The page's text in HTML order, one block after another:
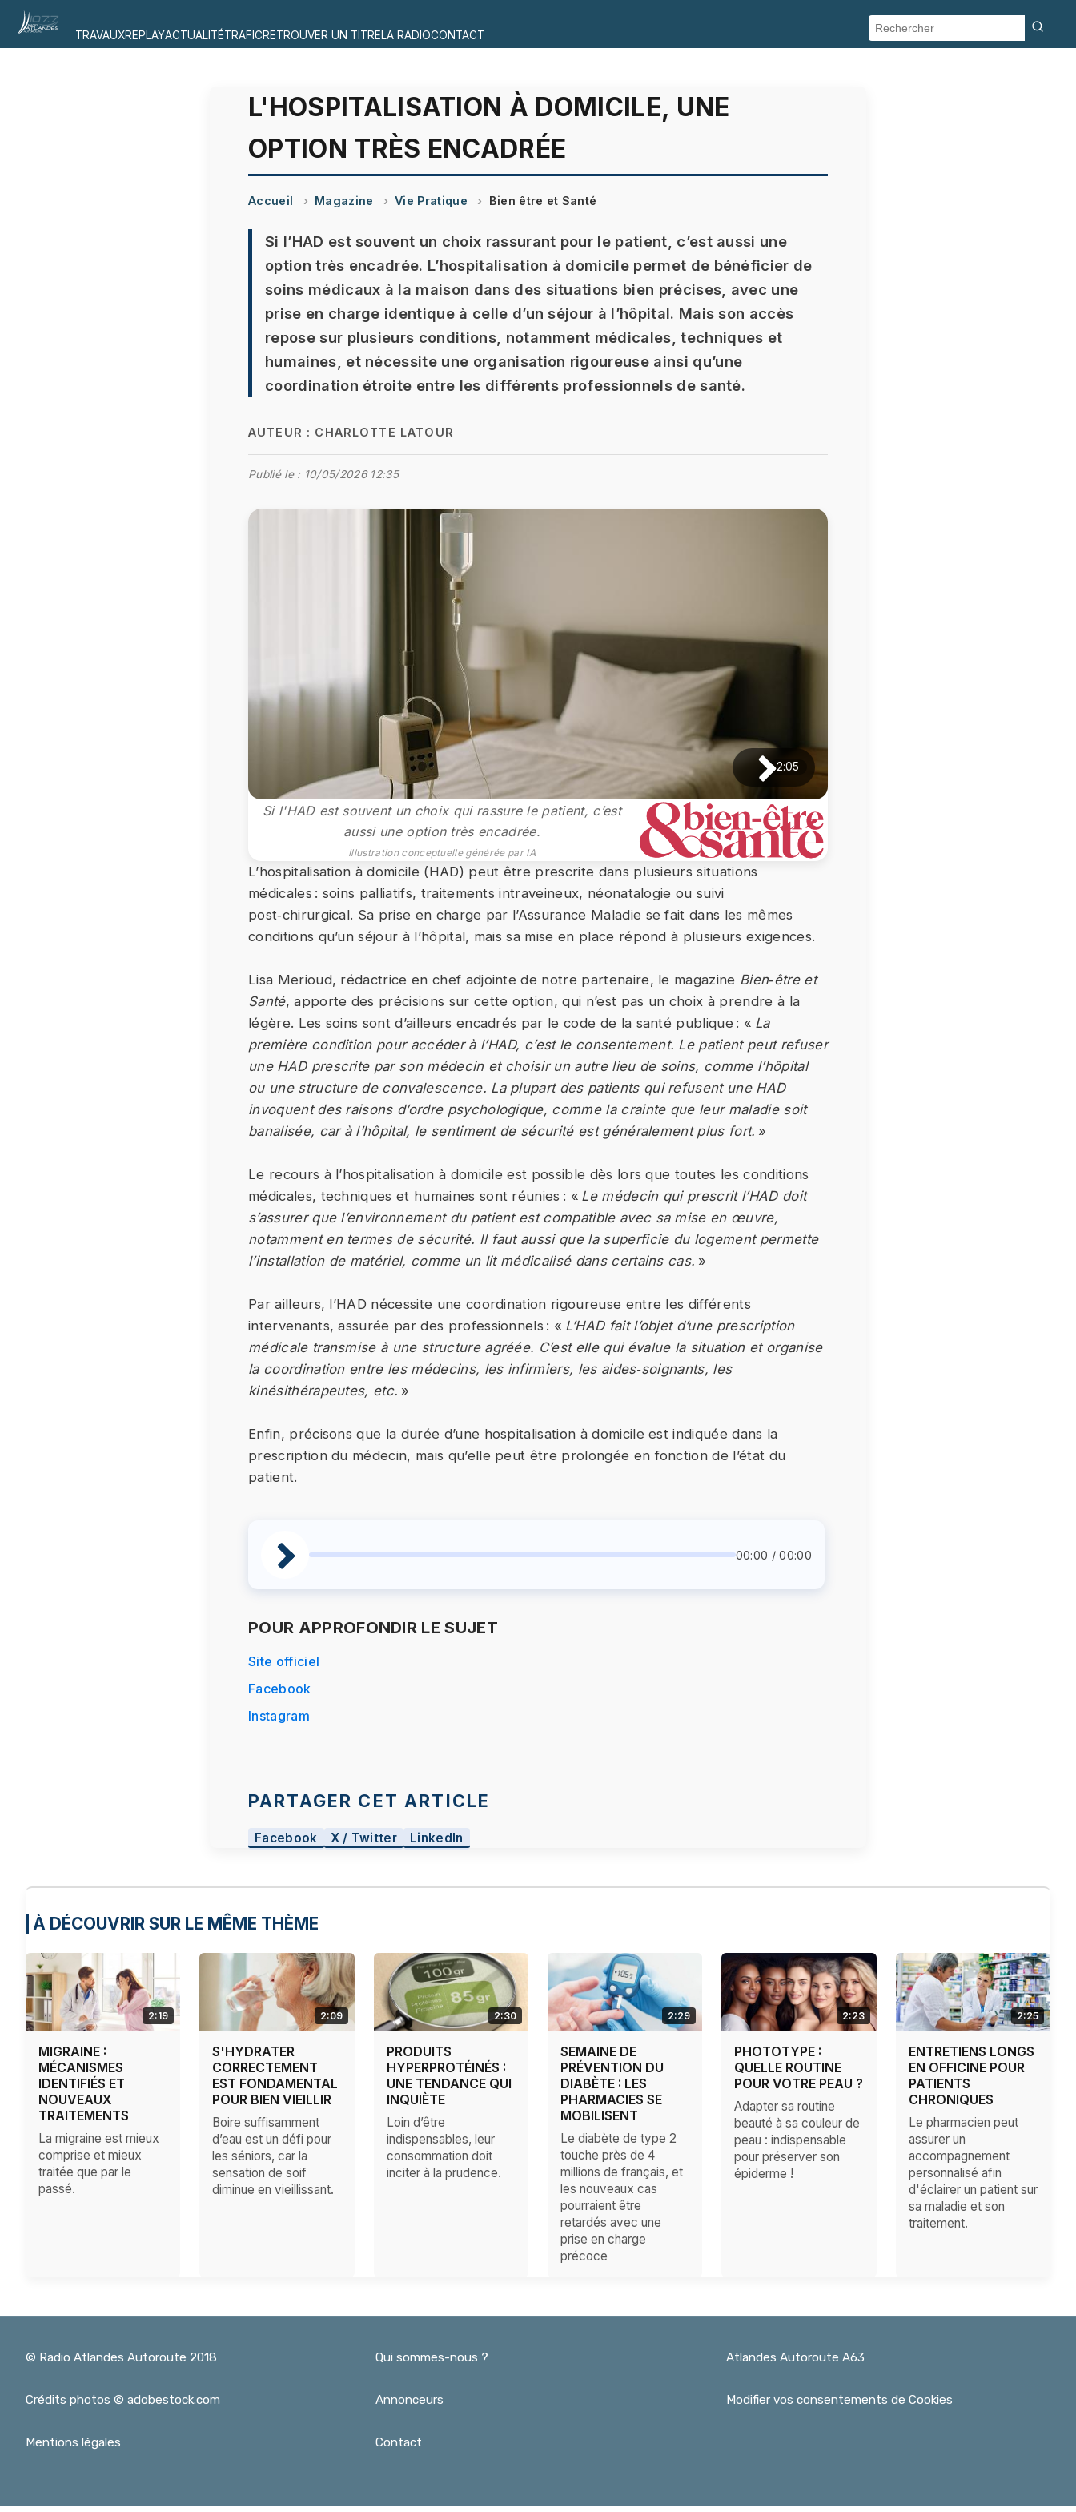
TRAVAUXREPLAYACTUALITÉTRAFICRETROUVER UN TITRELA RADIOCONTACT
L'HOSPITALISATION À DOMICILE, UNE
OPTION TRÈS ENCADRÉE
Accueil Magazine Vie Pratique Bien être et Santé
Si l’HAD est souvent un choix rassurant pour le patient, c’est aussi une
option très encadrée. L’hospitalisation à domicile permet de bénéficier de
soins médicaux à la maison dans des situations bien précises, avec une
prise en charge identique à celle d’un séjour à l’hôpital. Mais son accès
repose sur plusieurs conditions, notamment médicales, techniques et
humaines, et nécessite une organisation rigoureuse ainsi qu’une
coordination étroite entre les différents professionnels de santé.
AUTEUR : CHARLOTTE LATOUR
Publié le : 10/05/2026 12:35
2:05
Si l'HAD est souvent un choix qui rassure le patient, c’est
aussi une option très encadrée.
Illustration conceptuelle générée par IA
L’hospitalisation à domicile (HAD) peut être prescrite dans plusieurs situations
médicales : soins palliatifs, traitements intraveineux, néonatalogie ou suivi
post‑chirurgical. Sa prise en charge par l’Assurance Maladie se fait dans les mêmes
conditions qu’un séjour à l’hôpital, mais sa mise en place répond à plusieurs exigences.
Lisa Merioud, rédactrice en chef adjointe de notre partenaire, le magazine Bien‑être et
Santé, apporte des précisions sur cette option, qui n’est pas un choix à prendre à la
légère. Les soins sont d’ailleurs encadrés par le code de la santé publique : « La
première condition pour accéder à l’HAD, c’est le consentement. Le patient peut refuser
une HAD prescrite par son médecin et choisir un autre lieu de soins, comme l’hôpital
ou une structure de convalescence. La plupart des patients qui refusent une HAD
invoquent des raisons d’ordre psychologique, comme la crainte que leur maladie soit
banalisée, car à l’hôpital, le sentiment de sécurité est généralement plus fort. »
Le recours à l’hospitalisation à domicile est possible dès lors que toutes les conditions
médicales, techniques et humaines sont réunies : « Le médecin qui prescrit l’HAD doit
s’assurer que l’environnement du patient est compatible avec sa mise en œuvre,
notamment en termes de sécurité. Il faut aussi que la superficie du logement permette
l’installation de matériel, comme un lit médicalisé dans certains cas. »
Par ailleurs, l’HAD nécessite une coordination rigoureuse entre les différents
intervenants, assurée par des professionnels : « L’HAD fait l’objet d’une prescription
médicale transmise à une structure agréée. C’est elle qui évalue la situation et organise
la coordination entre les médecins, les infirmiers, les aides‑soignants, les
kinésithérapeutes, etc. »
Enfin, précisons que la durée d’une hospitalisation à domicile est indiquée dans la
prescription du médecin, mais qu’elle peut être prolongée en fonction de l’état du
patient.
00:00 / 00:00
POUR APPROFONDIR LE SUJET
Site officiel
Facebook
Instagram
PARTAGER CET ARTICLE
Facebook X / Twitter LinkedIn
À DÉCOUVRIR SUR LE MÊME THÈME
2:19
MIGRAINE :
MÉCANISMES
IDENTIFIÉS ET
NOUVEAUX
TRAITEMENTS
La migraine est mieux
comprise et mieux
traitée que par le
passé.
2:09
S'HYDRATER
CORRECTEMENT
EST FONDAMENTAL
POUR BIEN VIEILLIR
Boire suffisamment
d’eau est un défi pour
les séniors, car la
sensation de soif
diminue en vieillissant.
2:30
PRODUITS
HYPERPROTÉINÉS :
UNE TENDANCE QUI
INQUIÈTE
Loin d’être
indispensables, leur
consommation doit
inciter à la prudence.
2:29
SEMAINE DE
PRÉVENTION DU
DIABÈTE : LES
PHARMACIES SE
MOBILISENT
Le diabète de type 2
touche près de 4
millions de français, et
les nouveaux cas
pourraient être
retardés avec une
prise en charge
précoce
2:23
PHOTOTYPE :
QUELLE ROUTINE
POUR VOTRE PEAU ?
Adapter sa routine
beauté à sa couleur de
peau : indispensable
pour préserver son
épiderme !
2:25
ENTRETIENS LONGS
EN OFFICINE POUR
PATIENTS
CHRONIQUES
Le pharmacien peut
assurer un
accompagnement
personnalisé afin
d'éclairer un patient sur
sa maladie et son
traitement.
© Radio Atlandes Autoroute 2018
Crédits photos © adobestock.com
Mentions légales
Qui sommes-nous ?
Annonceurs
Contact
Atlandes Autoroute A63
Modifier vos consentements de Cookies